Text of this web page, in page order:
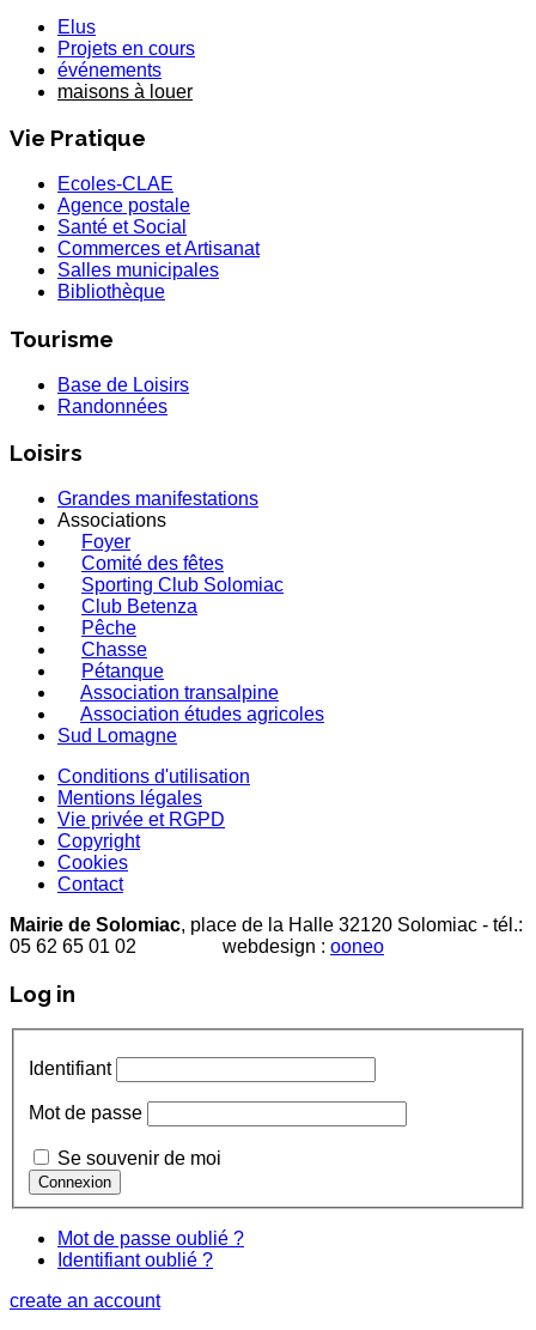
Elus
Projets en cours
événements
maisons à louer
Vie Pratique
Ecoles-CLAE
Agence postale
Santé et Social
Commerces et Artisanat
Salles municipales
Bibliothèque
Tourisme
Base de Loisirs
Randonnées
Loisirs
Grandes manifestations
Associations
Foyer
Comité des fêtes
Sporting Club Solomiac
Club Betenza
Pêche
Chasse
Pétanque
Association transalpine
Association études agricoles
Sud Lomagne
Conditions d'utilisation
Mentions légales
Vie privée et RGPD
Copyright
Cookies
Contact
Mairie de Solomiac, place de la Halle 32120 Solomiac - tél.:
05 62 65 01 02 webdesign : ooneo
Log in
Identifiant
Mot de passe
Se souvenir de moi
Mot de passe oublié ?
Identifiant oublié ?
create an account